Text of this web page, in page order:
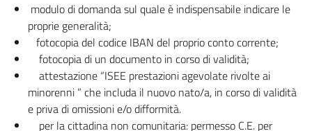
modulo di domanda sul quale è indispensabile indicare le
proprie generalità;
fotocopia del codice IBAN del proprio conto corrente;
fotocopia di un documento in corso di validità;
attestazione “ISEE prestazioni agevolate rivolte ai
minorenni ” che includa il nuovo nato/a, in corso di validità
e priva di omissioni e/o difformità.
per la cittadina non comunitaria: permesso C.E. per